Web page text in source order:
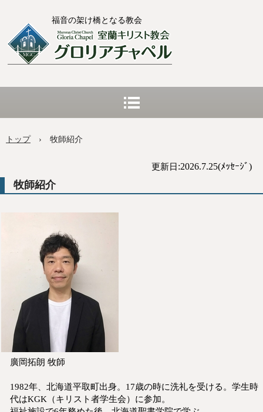
福音の架け橋となる教会
トップ › 牧師紹介
更新日 :2026.7.25(ﾒｯｾｰｼﾞ)
牧師紹介
廣岡拓朗 牧師
1982年、北海道平取町出身。17歳の時に洗礼を受ける。学生時
代はKGK（キリスト者学生会）に参加。